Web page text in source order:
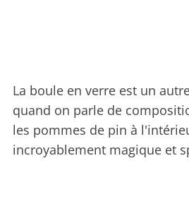
La boule en verre est un
quand on parle de
les pommes de pin à
incroyablement magique et